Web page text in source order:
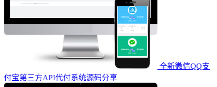
全新微信QQ支
付宝第三方API代付系统源码分享